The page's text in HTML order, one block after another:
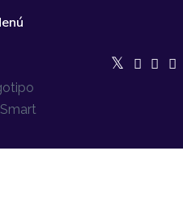
a través de modelos de gestión